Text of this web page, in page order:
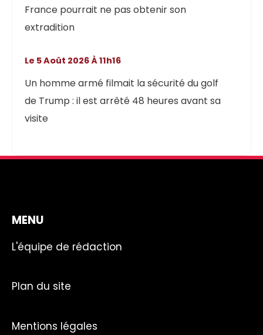
France pourrait ne pas obtenir son
extradition
Un homme armé filmait la sécurité du golf
de Trump : il est arrêté 48 heures avant sa
visite
Le 5 Août 2026 À 11h16
MENU
L'équipe de rédaction
Plan du site
Mentions légales